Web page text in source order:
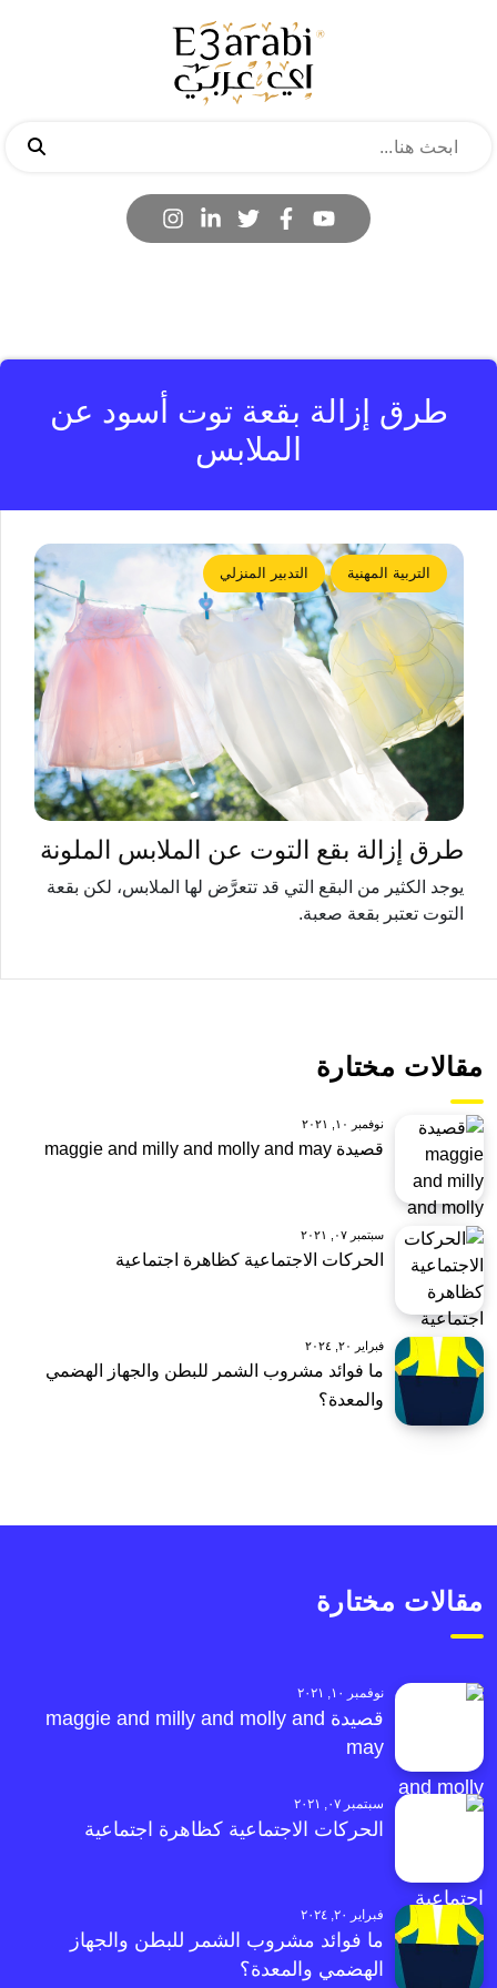
طرق إزالة بقعة توت أسود عن
الملابس
التربية المهنية التدبير المنزلي
طرق إزالة بقع التوت عن الملابس الملونة
يوجد الكثير من البقع التي قد تتعرَّض لها الملابس، لكن بقعة
التوت تعتبر بقعة صعبة.
مقالات مختارة
نوفمبر ١٠, ٢٠٢١
قصيدة maggie and milly and molly and may
سبتمبر ٠٧, ٢٠٢١
الحركات الاجتماعية كظاهرة اجتماعية
فبراير ٢٠, ٢٠٢٤
ما فوائد مشروب الشمر للبطن والجهاز الهضمي
والمعدة؟
مقالات مختارة
نوفمبر ١٠, ٢٠٢١
قصيدة maggie and milly and molly and
may
سبتمبر ٠٧, ٢٠٢١
الحركات الاجتماعية كظاهرة اجتماعية
فبراير ٢٠, ٢٠٢٤
ما فوائد مشروب الشمر للبطن والجهاز
الهضمي والمعدة؟